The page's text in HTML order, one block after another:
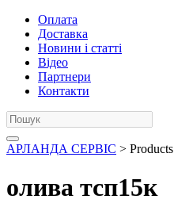
Оплата
Доставка
Новини і статті
Відео
Партнери
Контакти
АРЛАНДА СЕРВІС >
олива тсп15к